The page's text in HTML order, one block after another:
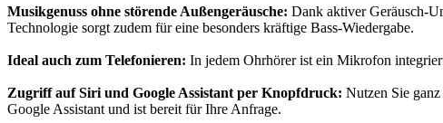
Musikgenuss ohne störende Außengeräusche: Dank aktiver Geräusch-
Technologie sorgt zudem für eine besonders kräftige Bass-Wiedergabe.
Ideal auch zum Telefonieren: In jedem Ohrhörer ist ein Mikrofon
Zugriff auf Siri und Google Assistant per Knopfdruck: Nutzen Sie
Google Assistant und ist bereit für Ihre Anfrage.